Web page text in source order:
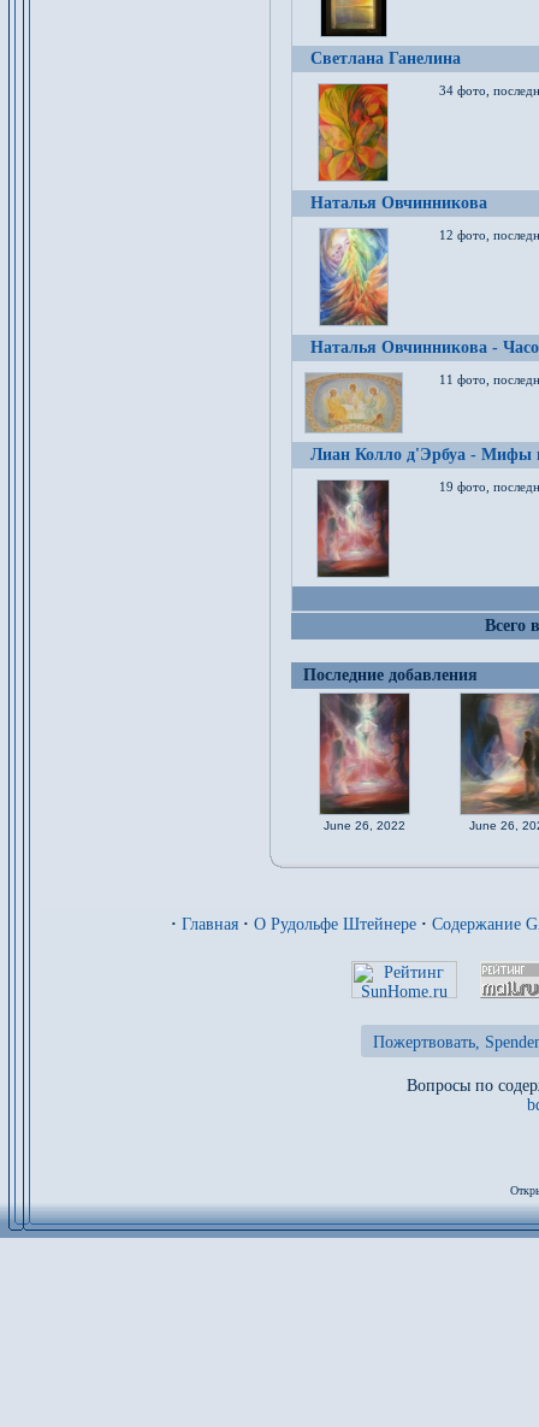
Светлана Ганелина
34 фото,
Наталья Овчинникова
12 фото,
Наталья Овчинникова -
11 фото,
Лиан Колло д'Эрбуа - Мифы
19 фото,
Всего
Последние добавления
June 26, 2022 June 26,
· Главная · О Рудольфе Штейнере · Содержание
Пожертвовать,
Вопросы по